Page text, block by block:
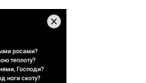
росами?
теплоту?
Господи?
ноги скоту?